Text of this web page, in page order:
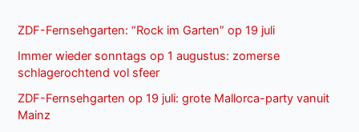
ZDF-Fernsehgarten: “Rock im Garten” op 19 juli
Immer wieder sonntags op 1 augustus: zomerse
schlagerochtend vol sfeer
ZDF-Fernsehgarten op 19 juli: grote Mallorca-party vanuit
Mainz